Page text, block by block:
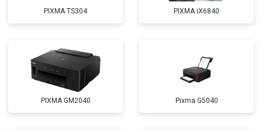
PIXMA TS304 PIXMA iX6840
PIXMA GM2040 Pixma G5040